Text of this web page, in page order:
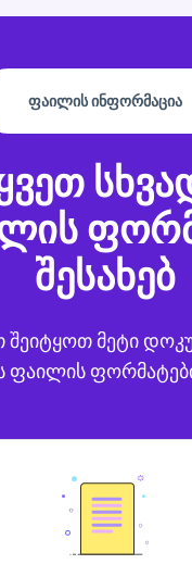
ᲤᲐᲘᲚᲘᲡ ᲘᲜᲤᲝᲠᲛᲐᲪᲘᲐ
შესახებ
შეიტყოთ მეტი
ფაილის